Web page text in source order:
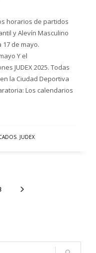
horarios de partidos
y Alevín Masculino
17 de mayo.
Y el
JUDEX 2025. Todas
la Ciudad Deportiva
Los calendarios
, JUDEX